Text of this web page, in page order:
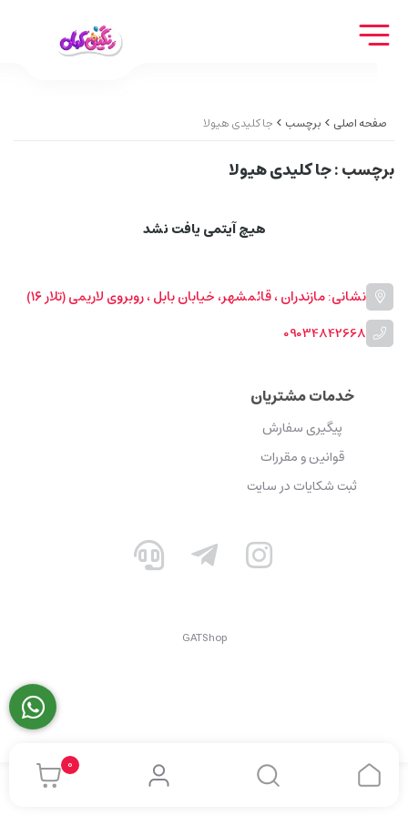
0
صفحه اصلی برچسب جا کلیدی هیولا
برچسب: جا کلیدی هیولا
هیچ آیتمی یافت نشد
نشانی: مازندران ، قائمشهر، خیابان بابل ، روبروی لاریمی (تلار ۱۶)
09034842668
خدمات مشتریان
پیگیری سفارش
قوانین و مقررات
ثبت شکایات در سایت
GATShop